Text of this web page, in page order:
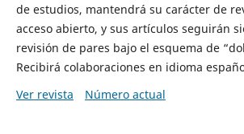
de estudios, mantendrá su carácter de
acceso abierto, y sus artículos seguirán
revisión de pares bajo el esquema de
Recibirá colaboraciones en idioma
Ver revista
Número actual